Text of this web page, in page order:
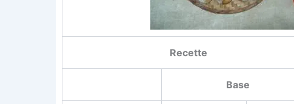
Recette
Base